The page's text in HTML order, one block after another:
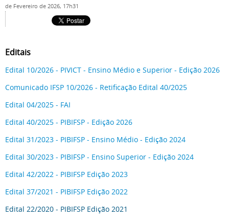
de Fevereiro de 2026, 17h31
Editais
Edital 10/2026 - PIVICT - Ensino Médio e Superior - Edição 2026
Comunicado IFSP 10/2026 - Retificação Edital 40/2025
Edital 04/2025 - FAI
Edital 40/2025 - PIBIFSP - Edição 2026
Edital 31/2023 - PIBIFSP - Ensino Médio - Edição 2024
Edital 30/2023 - PIBIFSP - Ensino Superior - Edição 2024
Edital 42/2022 - PIBIFSP Edição 2023
Edital 37/2021 - PIBIFSP Edição 2022
Edital 22/2020 - PIBIFSP Edição 2021